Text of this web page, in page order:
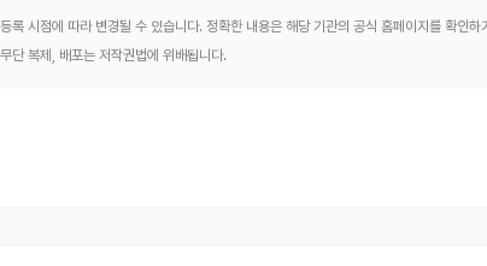
록 시점에 따라 변경될 수 있습니다. 정확한 내용은 해당 기관의 공식 홈페이지를 확인
단 복제, 배포는 저작권법에 위배됩니다.